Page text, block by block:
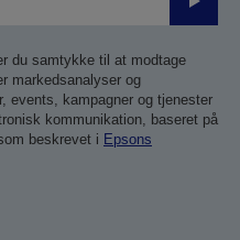
Send
du samtykke til at modtage
markedsanalyser og
events, kampagner og tjenester
kommunikation, baseret på
beskrevet i Epsons